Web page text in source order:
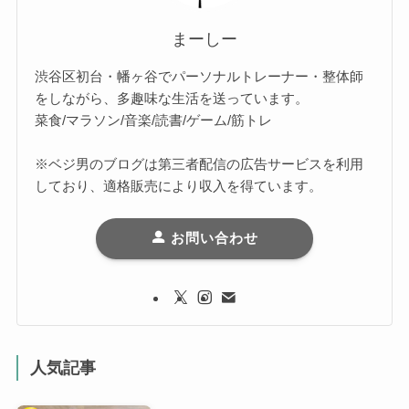
まーしー
渋谷区初台・幡ヶ谷でパーソナルトレーナー・整体師
をしながら、多趣味な生活を送っています。
菜食/マラソン/音楽/読書/ゲーム/筋トレ
※ベジ男のブログは第三者配信の広告サービスを利用
しており、適格販売により収入を得ています。
お問い合わせ
人気記事